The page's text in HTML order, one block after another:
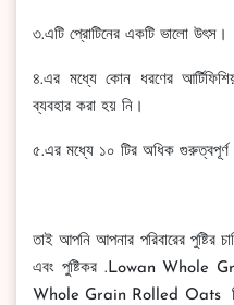
৩.এটি প্রোটিনের একটি ভালো উৎস।
৪.এর মধ্যে কোন ধরণের
ব্যবহার করা হয় নি।
৫.এর মধ্যে ১০ টির অধিক গুরুত্বপূর্ণ
তাই আপনি আপনার পরিবারের পুষ্টির
এবং পুষ্টিকর .Lowan Whole
Whole Grain Rolled Oats